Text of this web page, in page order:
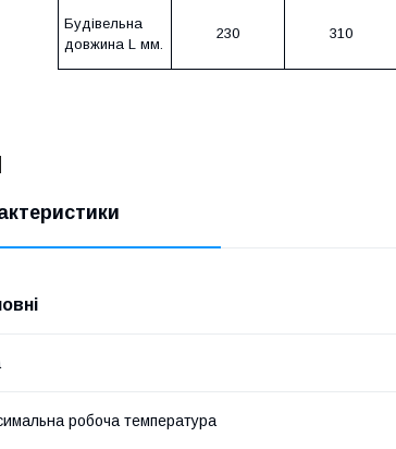
Будівельна
довжина L мм.
230 310
робоча температура